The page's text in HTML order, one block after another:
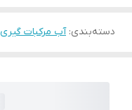
دسته‌بندی:آب مرکبات گیری